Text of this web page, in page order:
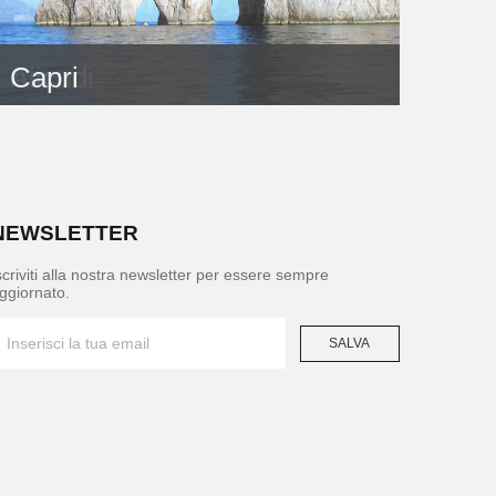
Alicudi
Capri
alla nostra newsletter per essere sempre